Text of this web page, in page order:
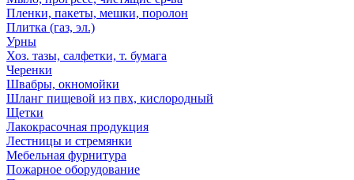
Пленки, пакеты, мешки, поролон
Плитка (газ, эл.)
Урны
Хоз. тазы, салфетки, т. бумага
Черенки
Швабры, окномойки
Шланг пищевой из пвх, кислородный
Щетки
Лакокрасочная продукция
Лестницы и стремянки
Мебельная фурнитура
Пожарное оборудование